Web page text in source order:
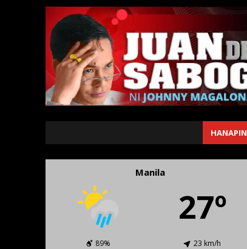
HANAPIN
Manila
27º
89%
23 km/h